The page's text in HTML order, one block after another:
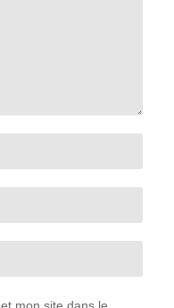
mon site dans le